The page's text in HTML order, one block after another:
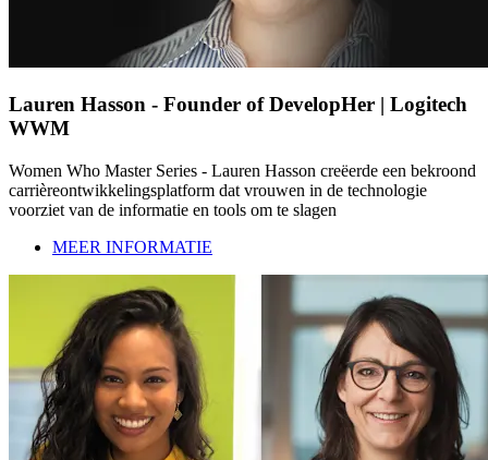
Lauren Hasson - Founder of DevelopHer | Logitech
WWM
Women Who Master Series - Lauren Hasson creëerde een bekroond
carrièreontwikkelingsplatform dat vrouwen in de technologie
voorziet van de informatie en tools om te slagen
MEER INFORMATIE